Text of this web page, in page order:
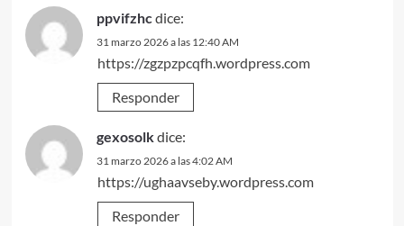
ppvifzhcdice:
31 marzo 2026 a las 12:40 AM
https://zgzpzpcqfh.wordpress.com
Responder
gexosolkdice:
31 marzo 2026 a las 4:02 AM
https://ughaavseby.wordpress.com
Responder